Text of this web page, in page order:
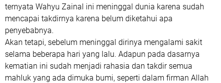
ternyata Wahyu Zainal ini meninggal dunia karena sudah
mencapai takdirnya karena belum diketahui apa
penyebabnya.
Akan tetapi, sebelum meninggal dirinya mengalami sakit
selama beberapa hari yang lalu. Adapun pada dasarnya
kematian ini sudah menjadi rahasia dan takdir semua
mahluk yang ada dimuka bumi, seperti dalam firman Allah